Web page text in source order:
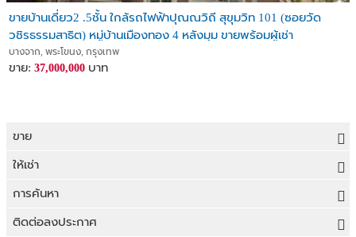
ขายบ้านเดี่ยว2 .5ชั้น ใกล้รถไฟฟ้าปุณณวิถี สุขุมวิท 101 (ซอยวัด
วชิรธรรมสาธิต) หมู่บ้านเมืองทอง 4 หลังมุม ขายพร้อมผู้เช่า
บางจาก, พระโขนง, กรุงเทพ
ขาย: 37,000,000 บาท
ขาย
ขายที่ดิน
ขายบ้าน
ขายคอนโด
ให้เช่า
ให้เช่าที่ดิน
ให้เช่าบ้าน
การค้นหา
ขายที่ดิน
ติดต่อลงประกาศ